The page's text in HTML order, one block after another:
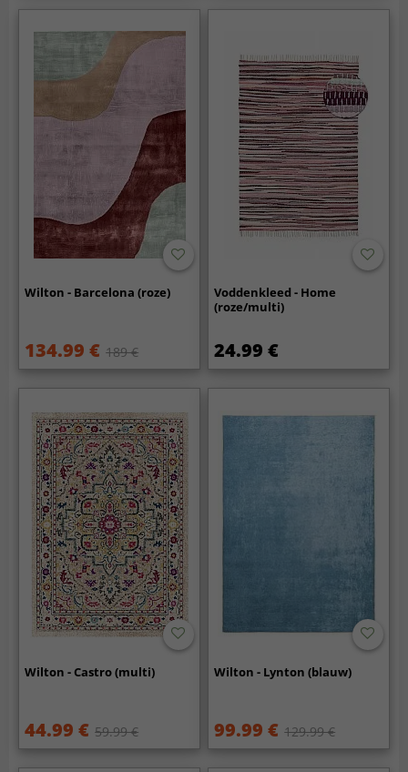
Wilton - Barcelona (roze)
134.99 € 189 €
Voddenkleed - Home
(roze/multi)
24.99 €
Wilton - Castro (multi)
44.99 € 59.99 €
Wilton - Lynton (blauw)
99.99 € 129.99 €